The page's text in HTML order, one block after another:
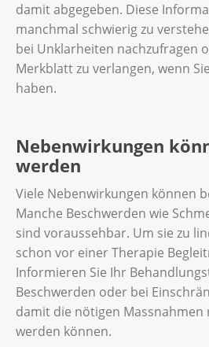
damit abgegeben. Diese
manchmal schwierig zu
bei Unklarheiten nachzufragen
Merkblatt zu verlangen, wenn
haben.
Nebenwirkungen
werden
Viele Nebenwirkungen können
Manche Beschwerden wie
sind voraussehbar. Um sie zu
schon vor einer Therapie
Informieren Sie Ihr
Beschwerden oder bei
damit die nötigen Massnahmen
werden können.